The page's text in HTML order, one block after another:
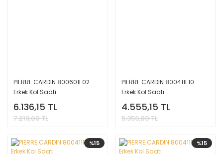
PIERRE CARDIN 800601F02
Erkek Kol Saati
6.136,15 TL
7.219,00 TL
PIERRE CARDIN 800411F10
Erkek Kol Saati
4.555,15 TL
5.359,00 TL
%15 %15